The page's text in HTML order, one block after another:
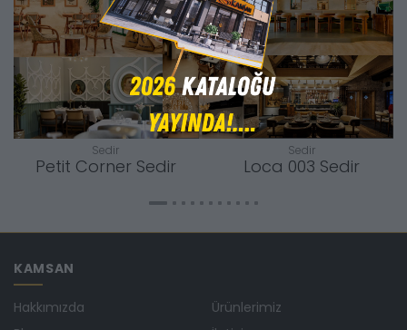
Sedir
Petit Corner Sedir
Sedir
Loca 003 Sedir
KAMSAN
Hakkımızda Ürünlerimiz